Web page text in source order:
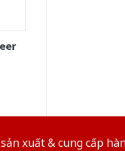
xuất & cung cấp